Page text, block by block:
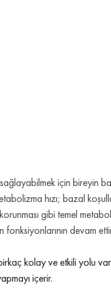
sağlayabilmek için bireyin
hızı; bazal
korunması gibi temel
devam
kolay ve etkili yolu
içerir.